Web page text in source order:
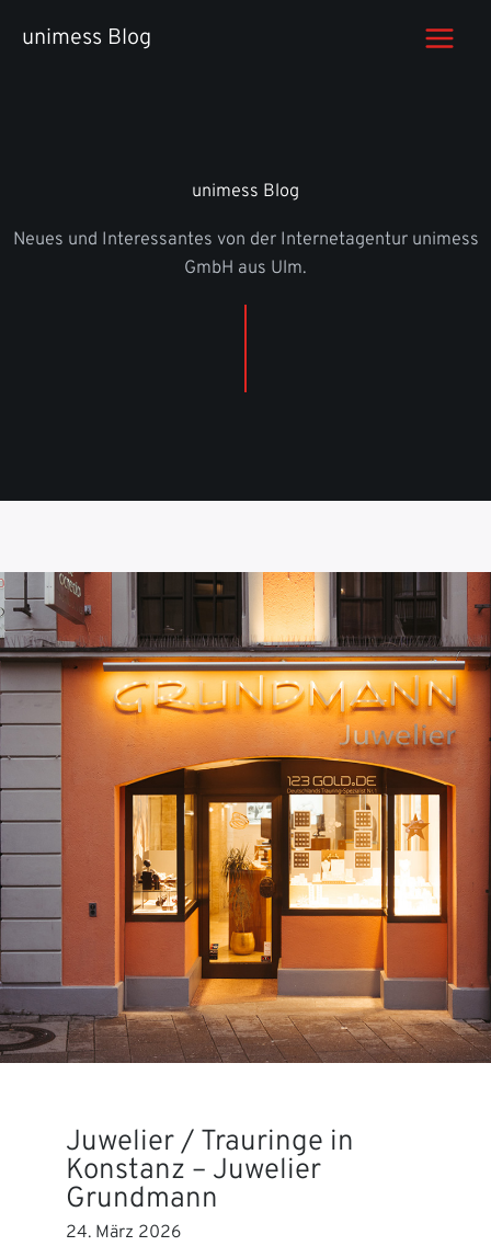
Inhaltunimess Blog
unimess Blog
Neues und Interessantes von der Internetagentur unimess
GmbH aus Ulm.
Juwelier / Trauringe in
Konstanz – Juwelier
Grundmann
24. März 2026
SEITE
SEITESEITESEITE